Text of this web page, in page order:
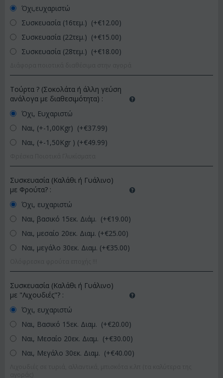
Όχι,ευχαριστώ
Συσκευασία (16τεμ.) (+€12.00)
Συσκευασία (22τεμ.) (+€15.00)
Συσκευασία (28τεμ.) (+€18.00)
Τούρτα ? (Σοκολάτα ή άλλη γεύση
ανάλογα με διαθεσιμότητα) :
Όχι, Ευχαριστώ
Ναι, (+-1,00Kgr) (+€37.99)
Ναι, (+-1,50Kgr ) (+€49.99)
Συσκευασία (Καλάθι ή Γυάλινο)
με Φρούτα? :
Όχι, ευχαριστώ
Ναι, βασικό 15εκ. Διάμ. (+€19.00)
Ναι, μεσαίο 20εκ. Διαμ. (+€25.00)
Ναι, μεγάλο 30εκ. Διαμ. (+€35.00)
Συσκευασία (Καλάθι ή Γυάλινο)
με "Λιχουδιές"? :
Όχι, ευχαριστώ
Ναι, Βασικό 15εκ. Διαμ. (+€20.00)
Ναι, Μεσαίο 20εκ. Διαμ. (+€30.00)
Ναι, Μεγάλο 30εκ. Διαμ. (+€40.00)